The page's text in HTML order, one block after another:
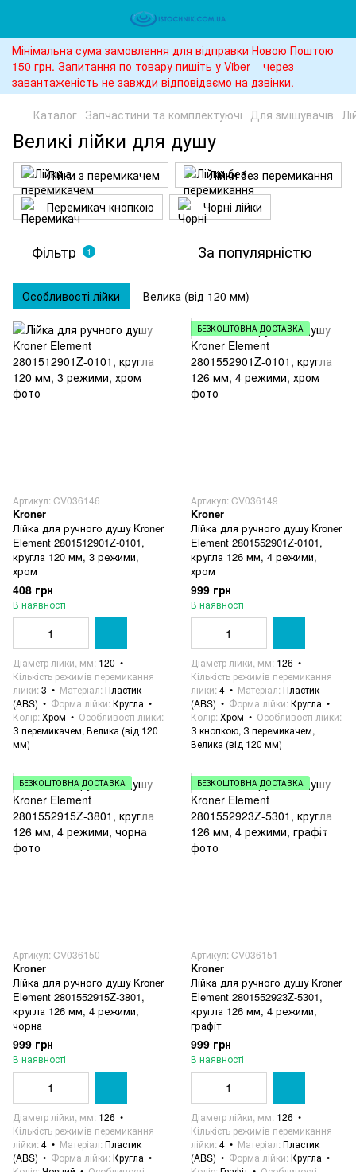
Мінімальна сума замовлення для відправки Новою Поштою
150 грн. Запитання по товару пишіть у Viber – через
завантаженість не завжди відповідаємо на дзвінки.
Каталог Запчастини та комплектуючі Для змішувачів
Великі лійки для душу
Лійки з перемикачем
Лійки без перемикання
Перемикач кнопкою
Чорні лійки
Фільтр 1 За популярністю
Особливості лійки Велика (від 120 мм)
Артикул: CV036146
Kroner
Лійка для ручного душу Kroner
Element 2801512901Z-0101,
кругла 120 мм, 3 режими,
хром
408 грн
В наявності
Діаметр лійки, мм 120
Кількість режимів перемикання
лійки 3 Матеріал Пластик
(ABS)
Форма лійки Кругла
Колір Хром
Особливості лійки
З перемикачем, Велика (від 120
мм)
БЕЗКОШТОВНА ДОСТАВКА
Артикул: CV036149
Kroner
Лійка для ручного душу Kroner
Element 2801552901Z-0101,
кругла 126 мм, 4 режими,
хром
999 грн
В наявності
Діаметр лійки, мм 126
Кількість режимів перемикання
лійки 4 Матеріал Пластик
(ABS)
Форма лійки Кругла
Колір Хром
Особливості лійки
З кнопкою, З перемикачем,
Велика (від 120 мм)
БЕЗКОШТОВНА ДОСТАВКА
Артикул: CV036150
Kroner
Лійка для ручного душу Kroner
Element 2801552915Z-3801,
кругла 126 мм, 4 режими,
чорна
999 грн
В наявності
Діаметр лійки, мм 126
Кількість режимів перемикання
лійки 4 Матеріал Пластик
(ABS)
Форма лійки Кругла
БЕЗКОШТОВНА ДОСТАВКА
Артикул: CV036151
Kroner
Лійка для ручного душу Kroner
Element 2801552923Z-5301,
кругла 126 мм, 4 режими,
графіт
999 грн
В наявності
Діаметр лійки, мм 126
Кількість режимів перемикання
лійки 4 Матеріал Пластик
(ABS)
Форма лійки Кругла